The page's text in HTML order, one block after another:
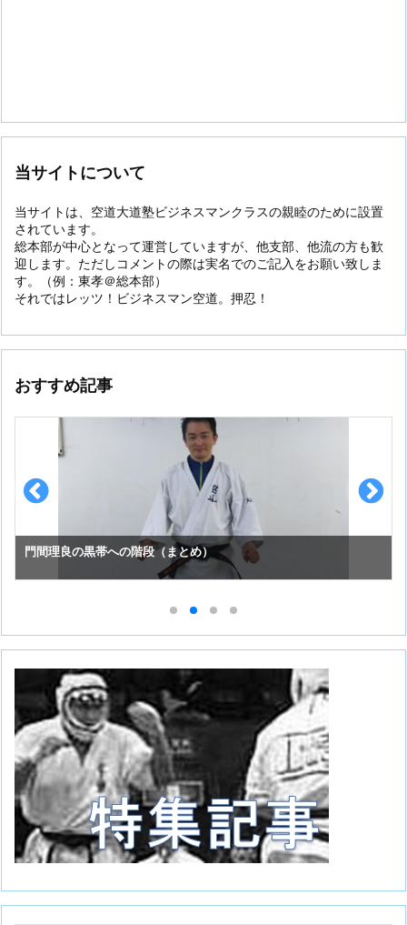
当サイトについて
当サイトは、空道大道塾ビジネスマンクラスの親睦のために設置
されています。
総本部が中心となって運営していますが、他支部、他流の方も歓
迎します。ただしコメントの際は実名でのご記入をお願い致しま
す。（例：東孝＠総本部）
それではレッツ！ビジネスマン空道。押忍！
おすすめ記事
スーパーセーフのお手入れ （①初めての投稿）